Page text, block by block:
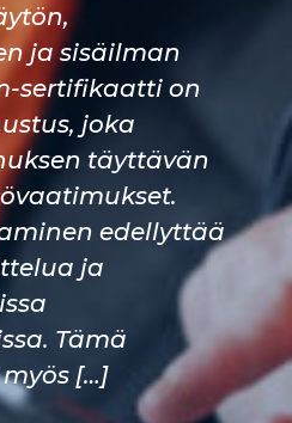
ja sisäilman
sertifikaatti on
joka
täyttävän
edellyttää
ja
Tämä
[…]